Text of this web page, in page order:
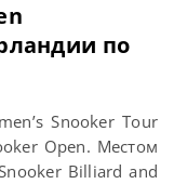
по
Snooker Tour
Open. Местом
Billiard and